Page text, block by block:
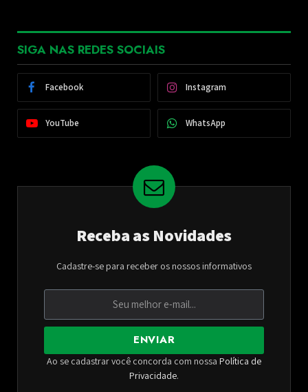
SIGA NAS REDES SOCIAIS
Facebook Instagram
YouTube WhatsApp
Receba as Novidades
Cadastre-se para receber os nossos informativos
ENVIAR
Ao se cadastrar você concorda com nossa Política de
Privacidade.